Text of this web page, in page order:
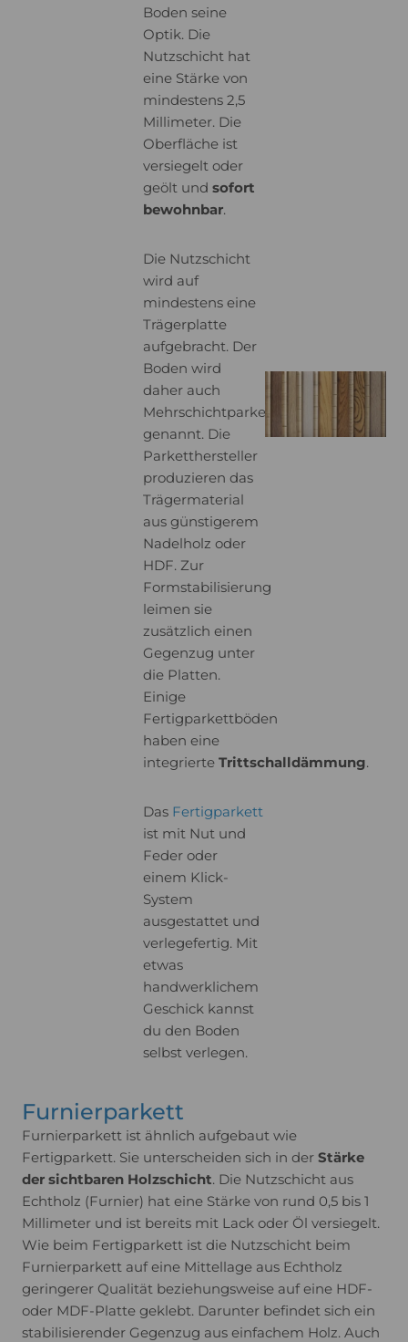
Boden seine
Optik. Die
Nutzschicht hat
eine Stärke von
mindestens 2,5
Millimeter. Die
Oberfläche ist
versiegelt oder
geölt undsofort
bewohnbar.
Die Nutzschicht
wird auf
mindestens eine
Trägerplatte
aufgebracht. Der
Boden wird
daher auch
Mehrschichtparkett
genannt. Die
Parketthersteller
produzieren das
Trägermaterial
aus günstigerem
Nadelholz oder
HDF. Zur
Formstabilisierung
leimen sie
zusätzlich einen
Gegenzug unter
die Platten.
Einige
Fertigparkettböden
haben eine
integrierteTrittschalldämmung.
Das Fertigparkett
ist mit Nut und
Feder oder
einem Klick-
System
ausgestattet und
verlegefertig. Mit
etwas
handwerklichem
Geschick kannst
du den Boden
selbst verlegen.
Furnierparkett
Furnierparkett ist ähnlich aufgebaut wie
Fertigparkett. Sie unterscheiden sich in der Stärke
der sichtbaren Holzschicht. Die Nutzschicht aus
Echtholz (Furnier) hat eine Stärke von rund 0,5 bis 1
Millimeter und ist bereits mit Lack oder Öl versiegelt.
Wie beim Fertigparkett ist die Nutzschicht beim
Furnierparkett auf eine Mittellage aus Echtholz
geringerer Qualität beziehungsweise auf eine HDF-
oder MDF-Platte geklebt. Darunter befindet sich ein
stabilisierender Gegenzug aus einfachem Holz. Auch